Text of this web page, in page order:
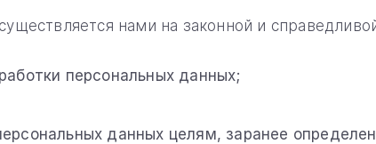
нами на законной и
персональных данных;
данных целям, заранее